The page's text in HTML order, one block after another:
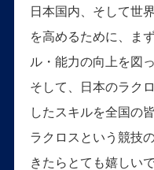
日本国内、そして世
を高めるために、ま
ル・能力の向上を図
そして、日本のラク
したスキルを全国の
ラクロスという競技
きたらとても嬉しいで